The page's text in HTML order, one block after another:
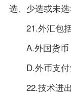
选、少选或未选
21.外汇
A.外国货
D.外币支付
22.技术进